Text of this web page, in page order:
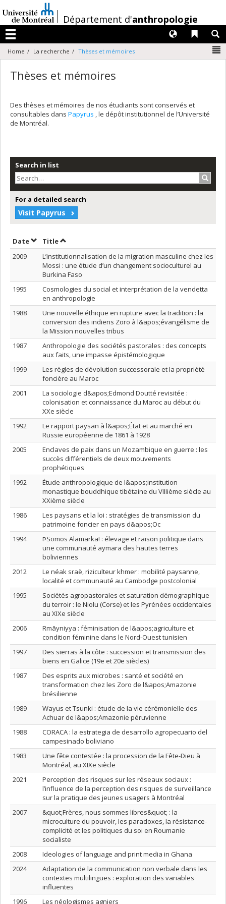
au
contenu
/Département d'anthropologie
Menu
Liens
Langues
Home La recherche Thèses et mémoires
Thèses et mémoires
Des thèses et mémoires de nos étudiants sont conservés et
consultables dans Papyrus , le dépôt institutionnel de l’Université
de Montréal.
Search in list
For a detailed search
Visit Papyrus
DateSort by date in descending order
TitleSort by title in descending order
2009
L’institutionnalisation de la migration masculine chez les
Mossi : une étude d’un changement socioculturel au
Burkina Faso
1995
Cosmologies du social et interprétation de la vendetta
en anthropologie
1988
Une nouvelle éthique en rupture avec la tradition : la
conversion des indiens Zoro à l&apos;évangélisme de
la Mission nouvelles tribus
1987
Anthropologie des sociétés pastorales : des concepts
aux faits, une impasse épistémologique
1999
Les règles de dévolution successorale et la propriété
foncière au Maroc
2001
La sociologie d&apos;Edmond Doutté revisitée :
colonisation et connaissance du Maroc au début du
XXe siècle
1992
Le rapport paysan à l&apos;État et au marché en
Russie européenne de 1861 à 1928
2005
Enclaves de paix dans un Mozambique en guerre : les
succès différentiels de deux mouvements
prophétiques
1992
Étude anthropologique de l&apos;institution
monastique bouddhique tibétaine du VIIIième siècle au
XXième siècle
1986
Les paysans et la loi : stratégies de transmission du
patrimoine foncier en pays d&apos;Oc
1994
ÞSomos Alamarka! : élevage et raison politique dans
une communauté aymara des hautes terres
boliviennes
2012
Le néak sraè, riziculteur khmer : mobilité paysanne,
localité et communauté au Cambodge postcolonial
1995
Sociétés agropastorales et saturation démographique
du terroir : le Niolu (Corse) et les Pyrénées occidentales
au XIXe siècle
2006
Rmāyniyya : féminisation de l&apos;agriculture et
condition féminine dans le Nord-Ouest tunisien
1997
Des sierras à la côte : succession et transmission des
biens en Galice (19e et 20e siècles)
1987
Des esprits aux microbes : santé et société en
transformation chez les Zoro de l&apos;Amazonie
brésilienne
1989
Wayus et Tsunki : étude de la vie cérémonielle des
Achuar de l&apos;Amazonie péruvienne
1988
CORACA : la estrategia de desarrollo agropecuario del
campesinado boliviano
1983
Une fête contestée : la procession de la Fête-Dieu à
Montréal, au XIXe siècle
2021
Perception des risques sur les réseaux sociaux :
l’influence de la perception des risques de surveillance
sur la pratique des jeunes usagers à Montréal
2007
&quot;Frères, nous sommes libres&quot; : la
microculture du pouvoir, les paradoxes, la résistance-
complicité et les politiques du soi en Roumanie
socialiste
2008
Ideologies of language and print media in Ghana
2024
Adaptation de la communication non verbale dans les
contextes multilingues : exploration des variables
influentes
1996
Les néologismes agniers